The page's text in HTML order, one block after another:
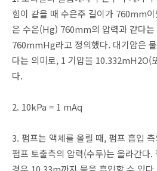
힘이 같을 때 수은주 길이가 760mm
은 수은(Hg) 760mm의 압력과 같다는
760mmHg라고 정의했다. 대기압은
다는 의미로, 1 기압을 10.332mH2O(
다.
2. 10kPa = 1 mAq
3. 펌프는 액체를 올릴 때, 펌프 흡입
펌프 토출측의 압력(수두)는 올라간다